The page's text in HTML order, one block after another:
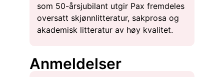
som 50-årsjubilant utgir Pax fremdeles
oversatt skjønnlitteratur, sakprosa og
akademisk litteratur av høy kvalitet.
Anmeldelser